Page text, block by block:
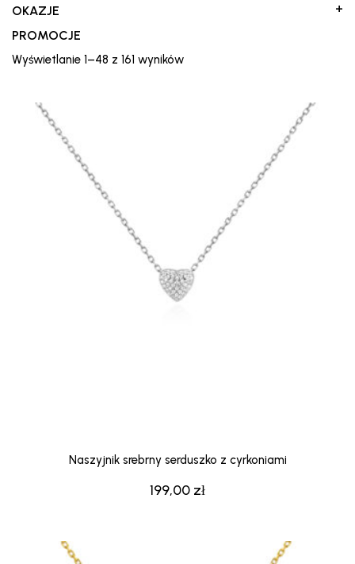
Wyświetlanie 1–48 z 161 wynikówPosortowane
199,00 zł
Naszyjnik srebrny serduszko z cyrkoniami
OKAZJE
+
PROMOCJE